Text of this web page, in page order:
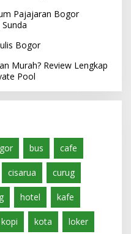
Pajajaran Bogor
Bogor
Murah? Review Lengkap
Pool
bus cafe
cisarua curug
hotel kafe
kopi kota loker